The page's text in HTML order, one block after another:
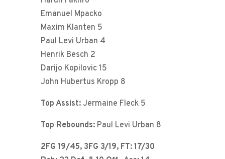
Emanuel Mpacko
Maxim Klanten 5
Paul Levi Urban 4
Henrik Besch 2
Darijo Kopilovic 15
John Hubertus Kropp 8
Top Assist:Jermaine Fleck 5
Top Rebounds: Paul Levi Urban 8
2FG 19/45, 3FG 3/19, FT: 17/30